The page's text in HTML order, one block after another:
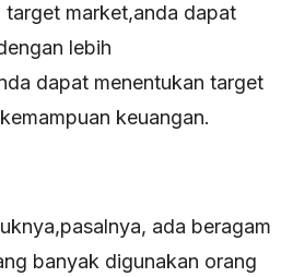
target market,anda dapat
lebih
dapat menentukan target
keuangan.
ada beragam
banyak digunakan orang